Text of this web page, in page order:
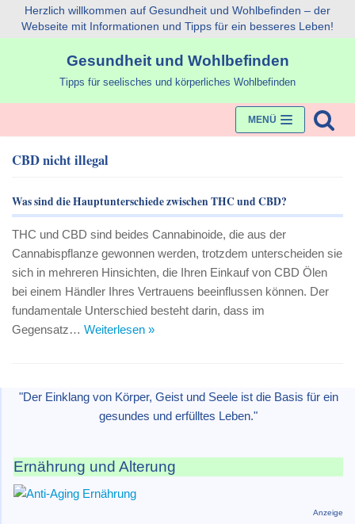
Zum
Herzlich willkommen auf Gesundheit und Wohlbefinden – der
Webseite mit Informationen und Tipps für ein besseres Leben!
Gesundheit und Wohlbefinden
Tipps für seelisches und körperliches Wohlbefinden
MENÜ
CBD nicht illegal
Was sind die Hauptunterschiede zwischen THC und CBD?
THC und CBD sind beides Cannabinoide, die aus der
Cannabispflanze gewonnen werden, trotzdem unterscheiden sie
sich in mehreren Hinsichten, die Ihren Einkauf von CBD Ölen
bei einem Händler Ihres Vertrauens beeinflussen können. Der
fundamentale Unterschied besteht darin, dass im
Gegensatz… Weiterlesen »
"Der Einklang von Körper, Geist und Seele ist die Basis für ein
gesundes und erfülltes Leben."
Ernährung und Alterung
Anzeige